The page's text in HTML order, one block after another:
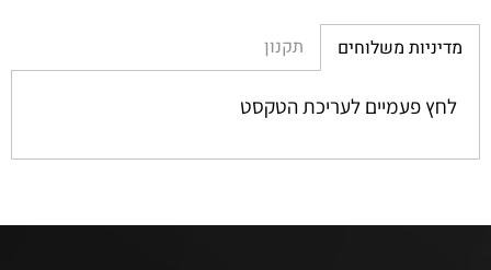
מדיניות משלוחים תקנון
לחץ פעמיים לעריכת הטקסט